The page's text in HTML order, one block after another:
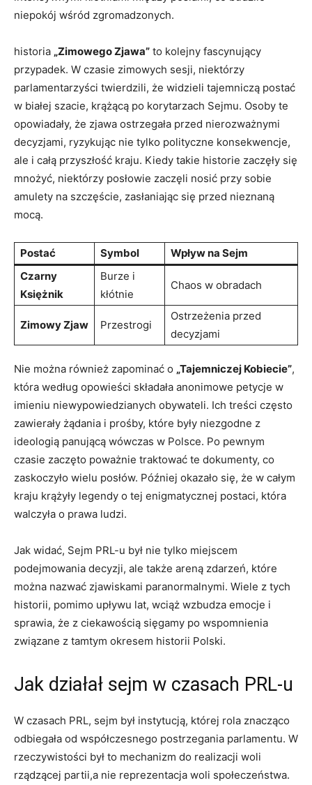
niepokój wśród zgromadzonych.
historia „Zimowego Zjawa” to kolejny fascynujący
przypadek. W czasie zimowych sesji, niektórzy
parlamentarzyści twierdzili, że widzieli tajemniczą postać
w białej szacie, krążącą po korytarzach Sejmu. Osoby te
opowiadały, że zjawa ostrzegała przed nierozważnymi
decyzjami, ryzykując nie tylko polityczne konsekwencje,
ale i całą przyszłość kraju. Kiedy takie historie zaczęły się
mnożyć, niektórzy posłowie zaczęli nosić przy sobie
amulety na szczęście, zasłaniając się przed nieznaną
mocą.
Postać Symbol
Wpływ na Sejm
Czarny
Księżnik
Burze i
kłótnie
Chaos w obradach
Zimowy Zjaw Przestrogi
Ostrzeżenia przed
decyzjami
Nie można również zapominać o „Tajemniczej Kobiecie”,
która według opowieści składała anonimowe petycje w
imieniu niewypowiedzianych obywateli. Ich treści często
zawierały żądania i prośby, które były niezgodne z
ideologią panującą wówczas w Polsce. Po pewnym
czasie zaczęto poważnie traktować te dokumenty, co
zaskoczyło wielu posłów. Później okazało się, że w całym
kraju krążyły legendy o tej enigmatycznej postaci, która
walczyła o prawa ludzi.
Jak widać, Sejm PRL-u był nie tylko miejscem
podejmowania decyzji, ale także areną zdarzeń, które
można nazwać zjawiskami paranormalnymi. Wiele z tych
historii, pomimo upływu lat, wciąż wzbudza emocje i
sprawia, że z ciekawością sięgamy po wspomnienia
związane z tamtym okresem historii Polski.
Jak działał sejm w czasach PRL-u
W czasach PRL, sejm był instytucją, której rola znacząco
odbiegała od współczesnego postrzegania parlamentu. W
rzeczywistości był to mechanizm do realizacji woli
rządzącej partii,a nie reprezentacja woli społeczeństwa.